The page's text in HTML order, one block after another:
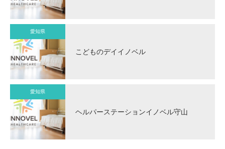
愛知県
こどものデイイノベル
愛知県
ヘルパーステーションイノベル守山